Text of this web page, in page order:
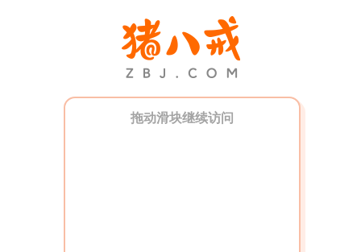
拖动滑块继续访问